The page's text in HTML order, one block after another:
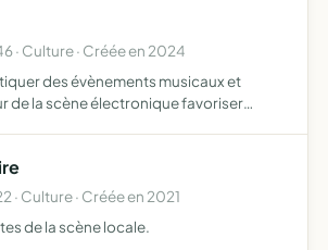
· Culture · Créée en 2024
des évènements musicaux et
de la scène électronique favoriser
· Culture · Créée en 2021
de la scène locale.